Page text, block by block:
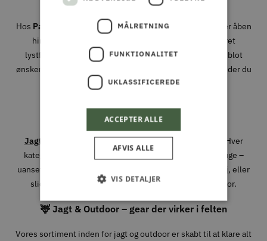
Hos Park & Fritid
brænder vi for alt det, der foregår under åben
himmel. Uanset om du er passioneret jæger, dedikeret
lystfisker, naturmenneske med hang til eventyr – eller blot
ønsker at holde haven og maskinparken i topform – så finder du
udstyret, rådgivningen og kvaliteten hos os.
Vi har specialiseret os i fire stærke universer:
Jagt og Outdoor Fiskeri,HaveogPark og Maskiner
. Hver
kategori er nøje udvalgt med produkter, vi selv ville bruge –
uanset om det gælder en ny jagtjakke, det rette endegrej, eller
slidstærkt værktøj til den professionelle grønne sektor.
🦌 Jagt & Outdoor – gear der virker i felten
Vores sortiment inden for jagt og outdoor er skabt til at klare alt
MÅLRETNING
FUNKTIONALITET
UKLASSIFICEREDE
ACCEPTER ALLE
AFVIS ALLE
VIS DETALJER